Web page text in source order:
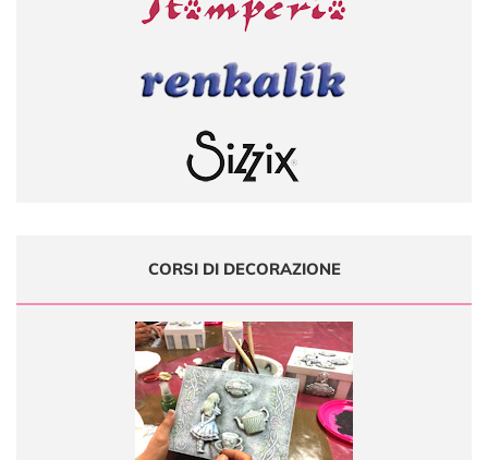
CORSI DI DECORAZIONE